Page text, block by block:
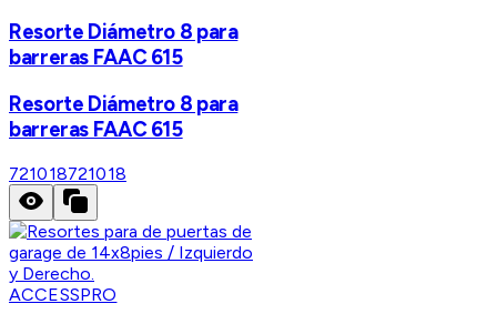
Resorte Diámetro 8 para
barreras FAAC 615
Resorte Diámetro 8 para
barreras FAAC 615
721018721018
ACCESSPRO